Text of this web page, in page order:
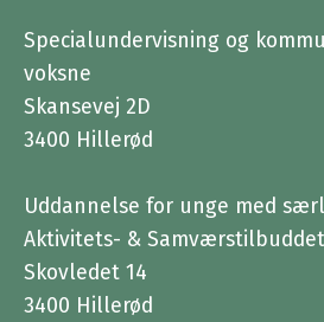
Specialundervisning og
voksne
Skansevej 2D
3400 Hillerød
Uddannelse for unge med
Aktivitets- & Samværstilbuddet
Skovledet 14
3400 Hillerød